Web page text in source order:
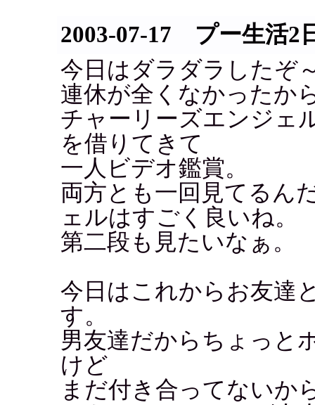
2003-07-17 プー生活2
今日はダラダラしたぞ
連休が全くなかったか
チャーリーズエンジェ
を借りてきて
一人ビデオ鑑賞。
両方とも一回見てるん
ェルはすごく良いね。
第二段も見たいなぁ。
今日はこれからお友達
す。
男友達だからちょっと
けど
まだ付き合ってないか